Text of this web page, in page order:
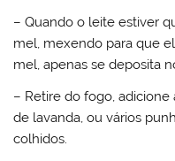
– Quando o leite estiver
mel, mexendo para que
mel, apenas se deposita
– Retire do fogo,
de lavanda, ou vários
colhidos.